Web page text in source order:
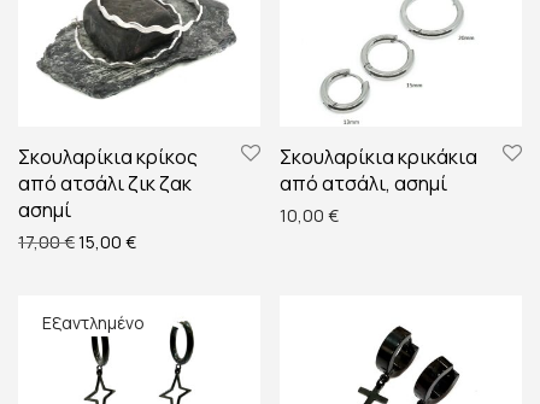
Σκουλαρίκια κρίκος
από ατσάλι ζικ ζακ
ασημί
17,00€Original price was: 17,00 €.
15,00 €Η τρέχουσα τιμή είναι: 15,00 €.
Σκουλαρίκια κρικάκια
από ατσάλι, ασημί
10,00 €